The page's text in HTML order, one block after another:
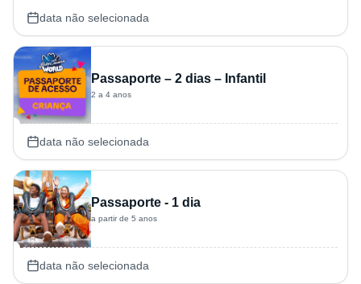
data não selecionada
Passaporte – 2 dias – Infantil
2 a 4 anos
data não selecionada
Passaporte - 1 dia
a partir de 5 anos
data não selecionada